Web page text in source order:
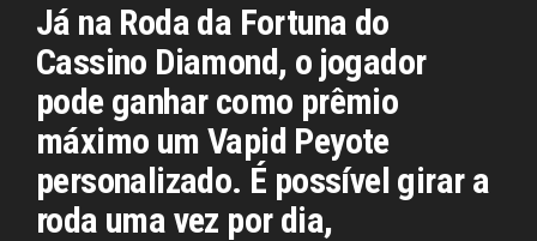
Já na Roda da Fortuna do
Cassino Diamond, o jogador
pode ganhar como prêmio
máximo um Vapid Peyote
personalizado. É possível girar a
roda uma vez por dia,